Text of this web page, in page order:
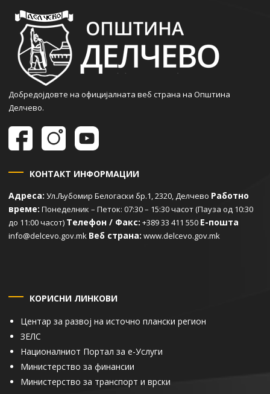
Добредојдовте на официјалната веб страна на Општина
Делчево.
КОНТАКТ ИНФОРМАЦИИ
Адреса: Ул.Љубомир Белогаски бр.1, 2320, Делчево Работно
време: Понеделник – Петок: 07:30 – 15:30 часот (Пауза од 10:30
до 11:00 часот) Телефон / Факс: +389 33 411 550 Е-пошта
info@delcevo.gov.mk Веб страна: www.delcevo.gov.mk
КОРИСНИ ЛИНКОВИ
Центар за развој на источно плански регион
ЗЕЛС
Националниот Портал за е-Услуги
Министерство за финансии
Министерство за транспорт и врски